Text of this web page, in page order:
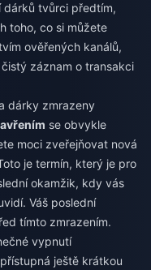
dárků tvůrci předtím,
toho, co si můžete
ověřených kanálů,
záznam o transakci
dárky zmrazeny
se obvykle
moci zveřejňovat nová
je termín, který je pro
okamžik, kdy vás
Váš poslední
tímto zmrazením.
vypnutí
ještě krátkou